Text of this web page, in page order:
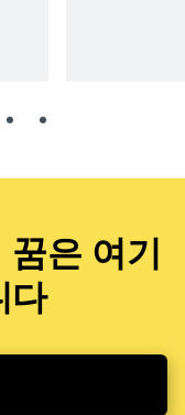
꿈은 여기
다